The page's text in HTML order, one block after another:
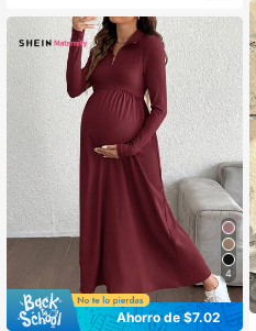
4
Ahorro de $7.02